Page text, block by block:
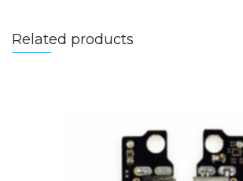
Related products